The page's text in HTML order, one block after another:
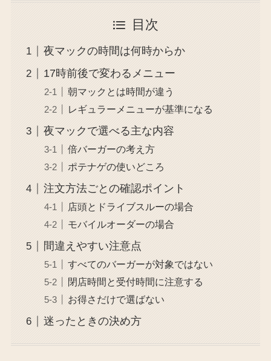
目次
夜マックの時間は何時からか
17時前後で変わるメニュー
朝マックとは時間が違う
レギュラーメニューが基準になる
夜マックで選べる主な内容
倍バーガーの考え方
ポテナゲの使いどころ
注文方法ごとの確認ポイント
店頭とドライブスルーの場合
モバイルオーダーの場合
間違えやすい注意点
すべてのバーガーが対象ではない
閉店時間と受付時間に注意する
お得さだけで選ばない
迷ったときの決め方